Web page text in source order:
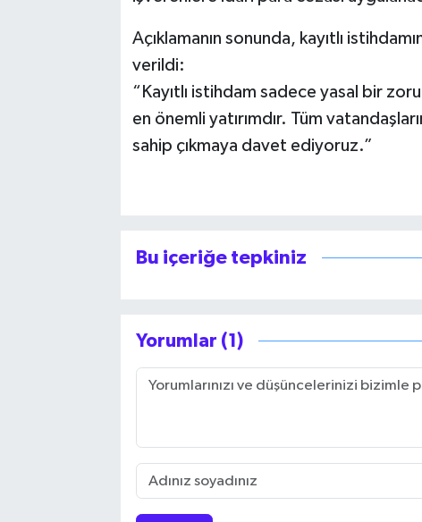
Açıklamanın sonunda, kayıtlı
verildi:
“Kayıtlı istihdam sadece yasal bir
en önemli yatırımdır. Tüm
sahip çıkmaya davet ediyoruz.”
Bu içeriğe tepkiniz
Yorumlar (1)